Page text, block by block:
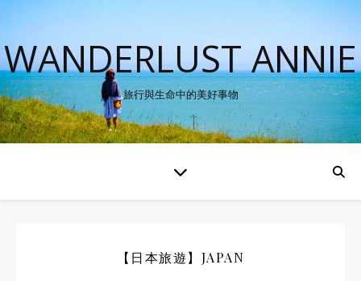
WANDERLUST ANNIE
旅行與生命中的美好事物
【日本旅遊】JAPAN